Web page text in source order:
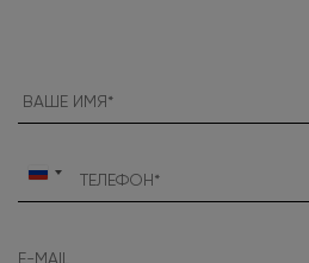
Россия